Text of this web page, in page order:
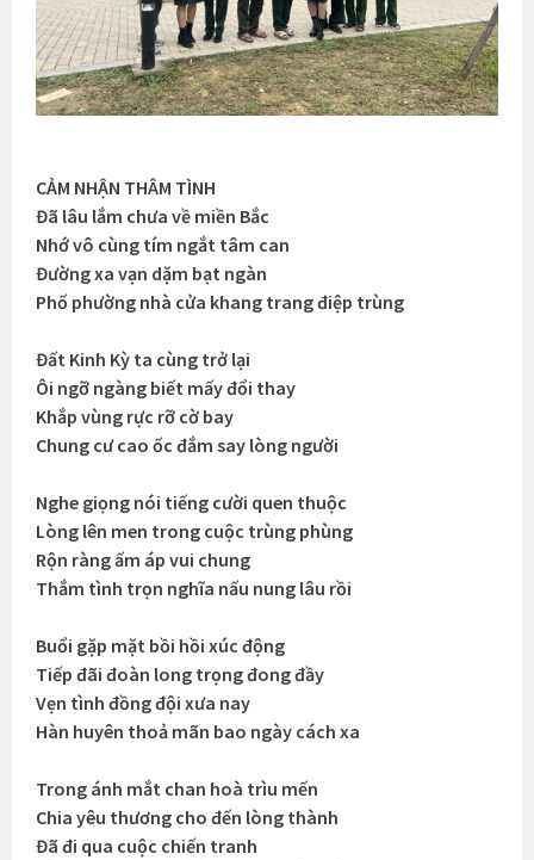
CẢM NHẬN THÂM TÌNH
Đã lâu lắm chưa về miền Bắc
Nhớ vô cùng tím ngắt tâm can
Đường xa vạn dặm bạt ngàn
Phố phường nhà cửa khang trang điệp trùng
Đất Kinh Kỳ ta cùng trở lại
Ôi ngỡ ngàng biết mấy đổi thay
Khắp vùng rực rỡ cờ bay
Chung cư cao ốc đắm say lòng người
Nghe giọng nói tiếng cười quen thuộc
Lòng lên men trong cuộc trùng phùng
Rộn ràng ấm áp vui chung
Thắm tình trọn nghĩa nấu nung lâu rồi
Buổi gặp mặt bồi hồi xúc động
Tiếp đãi đoàn long trọng đong đầy
Vẹn tình đồng đội xưa nay
Hàn huyên thoả mãn bao ngày cách xa
Trong ánh mắt chan hoà trìu mến
Chia yêu thương cho đến lòng thành
Đã đi qua cuộc chiến tranh